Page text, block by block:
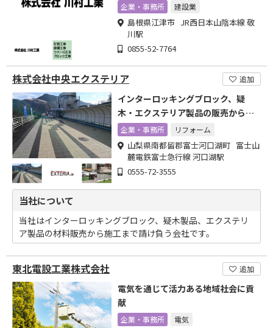
企業・事務所 建設業
島根県江津市 JR西日本山陰本線 敬
川駅
0855-52-7764
株式会社中央エクステリア 追加
インターロッキングブロック、疑
木・エクステリア製品の販売から施
工まで
企業・事務所 リフォーム
山梨県南都留郡富士河口湖町 富士山
麓電鉄富士急行線 河口湖駅
0555-72-3555
当社について
当社はインターロッキングブロック、疑木製品、エクステリ
ア製品の材料販売から施工まで請け負う会社です。
東北電設工業株式会社 追加
電気を通じて活力ある地域社会に貢
献
企業・事務所 電気